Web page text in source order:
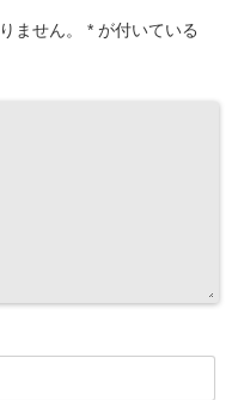
ません。 * が付いている